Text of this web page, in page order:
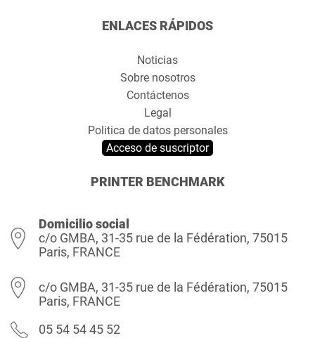
ENLACES RÁPIDOS
Noticias
Sobre nosotros
Contáctenos
Legal
Politica de datos personales
Acceso de suscriptor
PRINTER BENCHMARK
Domicilio social
c/o GMBA, 31-35 rue de la Fédération, 75015
Paris, FRANCE
c/o GMBA, 31-35 rue de la Fédération, 75015
Paris, FRANCE
05 54 54 45 52